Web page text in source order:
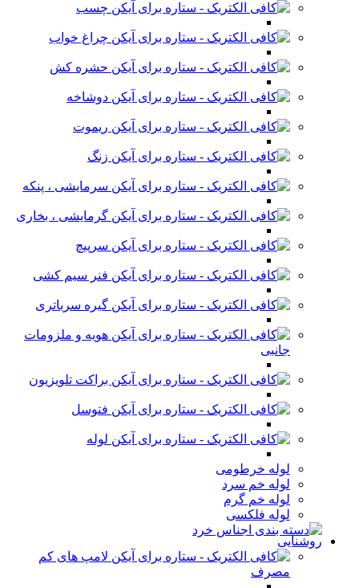
چسب
چراغ خواب
حشره کش
دوشاخه
ریموت
زنگ
سرمایشی ، پنکه
گرمایشی ، بخاری
سرپیچ
فنر سیم کشی
گیره سرباتری
هویه و ملزومات
جانبی
براکت تلویزیون
فتوسل
لوله
لوله خرطومی
لوله خم سرد
لوله خم گرم
لوله فلکسی
روشنایی
لامپ های کم
مصرف